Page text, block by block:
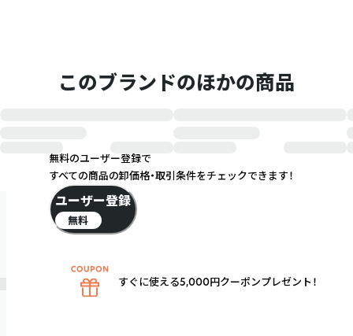
このブランドのほかの商品
無料のユーザー登録で
すべての商品の卸価格・取引条件をチェックできます！
ユーザー登録
無料
すぐに使える5,000円クーポンプレゼント！